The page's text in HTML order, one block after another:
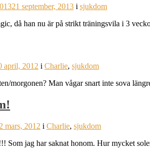
21 september, 2013 i sjukdom
då han nu är på strikt träningsvila i 3
april, 2012 i Charlie, sjukdom
morgonen? Man vågar snart inte sova
mars, 2012 i Charlie, sjukdom
Som jag har saknat honom. Hur mycket